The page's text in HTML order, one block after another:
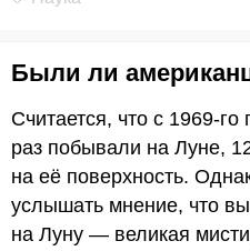
Были ли
Считается, что с 1969-
раз побывали на Луне,
на её поверхность.
услышать мнение, что
на Луну — великая